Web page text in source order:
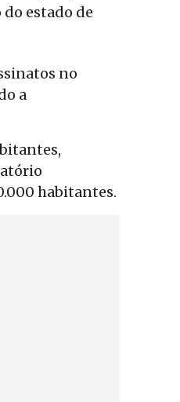
estado de
no
a
habitantes.